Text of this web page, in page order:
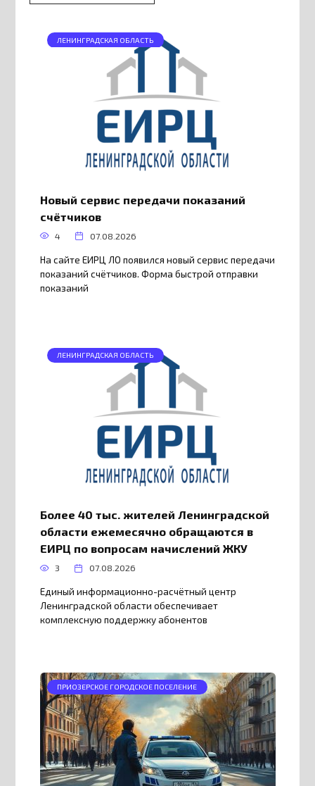
ЛЕНИНГРАДСКАЯ ОБЛАСТЬ
Новый сервис передачи показаний
счётчиков
4 07.08.2026
На сайте ЕИРЦ ЛО появился новый сервис передачи
показаний счётчиков. Форма быстрой отправки
показаний
ЛЕНИНГРАДСКАЯ ОБЛАСТЬ
Более 40 тыс. жителей Ленинградской
области ежемесячно обращаются в
ЕИРЦ по вопросам начислений ЖКУ
3 07.08.2026
Единый информационно-расчётный центр
Ленинградской области обеспечивает
комплексную поддержку абонентов
ПРИОЗЕРСКОЕ ГОРОДСКОЕ ПОСЕЛЕНИЕ